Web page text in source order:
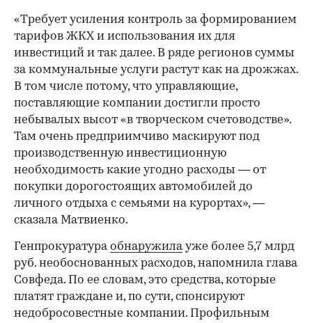
«Требует усиления контроль за формированием
тарифов ЖКХ и использования их для
инвестиций и так далее. В ряде регионов суммы
за коммунальные услуги растут как на дрожжах.
В том числе потому, что управляющие,
поставляющие компании достигли просто
небывалых высот «в творческом счетоводстве».
Там очень предприимчиво маскируют под
производственную инвестиционную
необходимость какие угодно расходы — от
покупки дорогостоящих автомобилей до
личного отдыха с семьями на курортах», —
сказала Матвиенко.
Генпрокуратураобнаружилауже более 5,7 млрд
руб. необоснованных расходов, напомнила глава
Совфеда. По ее словам, это средства, которые
платят граждане и, по сути, спонсируют
недобросовестные компании. Профильным